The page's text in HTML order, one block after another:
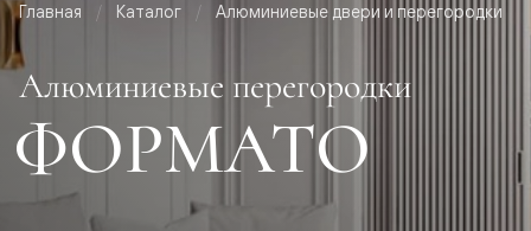
Главная Каталог Алюминиевые двери и перегородки
Алюминиевые перегородки
ФОРМАТО